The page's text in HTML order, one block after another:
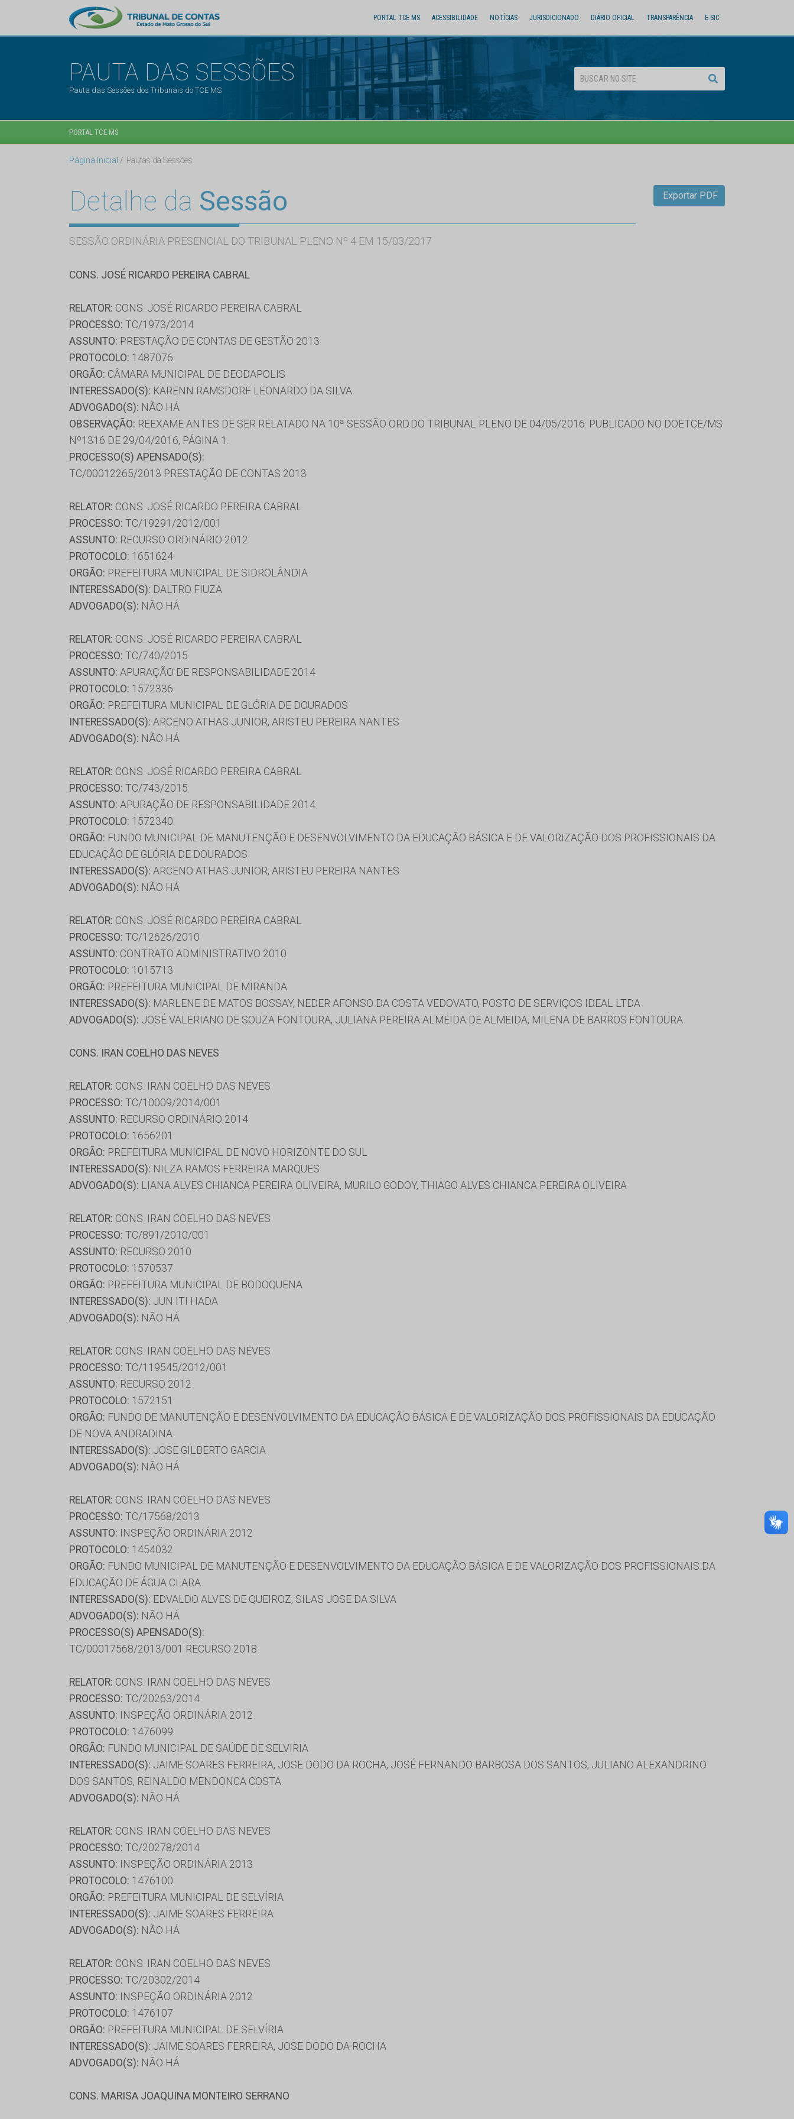
PORTAL TCE MS ACESSIBILIDADE NOTÍCIAS JURISDICIONADO DIÁRIO OFICIAL TRANSPARÊNCIA E-SIC
PAUTA DAS SESSÕES
Pauta das Sessões dos Tribunais do TCE MS
PORTAL TCE MS
Página Inicial Pautas da Sessões
Detalhe da Sessão
SESSÃO ORDINÁRIA PRESENCIAL DO TRIBUNAL PLENO Nº 4 EM 15/03/2017
Exportar PDF
CONS. JOSÉ RICARDO PEREIRA CABRAL
RELATOR: CONS. JOSÉ RICARDO PEREIRA CABRAL
PROCESSO: TC/1973/2014
ASSUNTO: PRESTAÇÃO DE CONTAS DE GESTÃO 2013
PROTOCOLO: 1487076
ORGÃO: CÂMARA MUNICIPAL DE DEODAPOLIS
INTERESSADO(S): KARENN RAMSDORF LEONARDO DA SILVA
ADVOGADO(S): NÃO HÁ
OBSERVAÇÃO: REEXAME ANTES DE SER RELATADO NA 10ª SESSÃO ORD.DO TRIBUNAL PLENO DE 04/05/2016. PUBLICADO NO DOETCE/MS
Nº1316 DE 29/04/2016, PÁGINA 1.
PROCESSO(S) APENSADO(S):
TC/00012265/2013 PRESTAÇÃO DE CONTAS 2013
RELATOR: CONS. JOSÉ RICARDO PEREIRA CABRAL
PROCESSO: TC/19291/2012/001
ASSUNTO: RECURSO ORDINÁRIO 2012
PROTOCOLO: 1651624
ORGÃO: PREFEITURA MUNICIPAL DE SIDROLÂNDIA
INTERESSADO(S): DALTRO FIUZA
ADVOGADO(S): NÃO HÁ
RELATOR: CONS. JOSÉ RICARDO PEREIRA CABRAL
PROCESSO: TC/740/2015
ASSUNTO: APURAÇÃO DE RESPONSABILIDADE 2014
PROTOCOLO: 1572336
ORGÃO: PREFEITURA MUNICIPAL DE GLÓRIA DE DOURADOS
INTERESSADO(S): ARCENO ATHAS JUNIOR, ARISTEU PEREIRA NANTES
ADVOGADO(S): NÃO HÁ
RELATOR: CONS. JOSÉ RICARDO PEREIRA CABRAL
PROCESSO: TC/743/2015
ASSUNTO: APURAÇÃO DE RESPONSABILIDADE 2014
PROTOCOLO: 1572340
ORGÃO: FUNDO MUNICIPAL DE MANUTENÇÃO E DESENVOLVIMENTO DA EDUCAÇÃO BÁSICA E DE VALORIZAÇÃO DOS PROFISSIONAIS DA
EDUCAÇÃO DE GLÓRIA DE DOURADOS
INTERESSADO(S): ARCENO ATHAS JUNIOR, ARISTEU PEREIRA NANTES
ADVOGADO(S): NÃO HÁ
RELATOR: CONS. JOSÉ RICARDO PEREIRA CABRAL
PROCESSO: TC/12626/2010
ASSUNTO: CONTRATO ADMINISTRATIVO 2010
PROTOCOLO: 1015713
ORGÃO: PREFEITURA MUNICIPAL DE MIRANDA
INTERESSADO(S): MARLENE DE MATOS BOSSAY, NEDER AFONSO DA COSTA VEDOVATO, POSTO DE SERVIÇOS IDEAL LTDA
ADVOGADO(S): JOSÉ VALERIANO DE SOUZA FONTOURA, JULIANA PEREIRA ALMEIDA DE ALMEIDA, MILENA DE BARROS FONTOURA
CONS. IRAN COELHO DAS NEVES
RELATOR: CONS. IRAN COELHO DAS NEVES
PROCESSO: TC/10009/2014/001
ASSUNTO: RECURSO ORDINÁRIO 2014
PROTOCOLO: 1656201
ORGÃO: PREFEITURA MUNICIPAL DE NOVO HORIZONTE DO SUL
INTERESSADO(S): NILZA RAMOS FERREIRA MARQUES
ADVOGADO(S): LIANA ALVES CHIANCA PEREIRA OLIVEIRA, MURILO GODOY, THIAGO ALVES CHIANCA PEREIRA OLIVEIRA
RELATOR: CONS. IRAN COELHO DAS NEVES
PROCESSO: TC/891/2010/001
ASSUNTO: RECURSO 2010
PROTOCOLO: 1570537
ORGÃO: PREFEITURA MUNICIPAL DE BODOQUENA
INTERESSADO(S): JUN ITI HADA
ADVOGADO(S): NÃO HÁ
RELATOR: CONS. IRAN COELHO DAS NEVES
PROCESSO: TC/119545/2012/001
ASSUNTO: RECURSO 2012
PROTOCOLO: 1572151
ORGÃO: FUNDO DE MANUTENÇÃO E DESENVOLVIMENTO DA EDUCAÇÃO BÁSICA E DE VALORIZAÇÃO DOS PROFISSIONAIS DA EDUCAÇÃO
DE NOVA ANDRADINA
INTERESSADO(S): JOSE GILBERTO GARCIA
ADVOGADO(S): NÃO HÁ
RELATOR: CONS. IRAN COELHO DAS NEVES
PROCESSO: TC/17568/2013
ASSUNTO: INSPEÇÃO ORDINÁRIA 2012
PROTOCOLO: 1454032
ORGÃO: FUNDO MUNICIPAL DE MANUTENÇÃO E DESENVOLVIMENTO DA EDUCAÇÃO BÁSICA E DE VALORIZAÇÃO DOS PROFISSIONAIS DA
EDUCAÇÃO DE ÁGUA CLARA
INTERESSADO(S): EDVALDO ALVES DE QUEIROZ, SILAS JOSE DA SILVA
ADVOGADO(S): NÃO HÁ
PROCESSO(S) APENSADO(S):
TC/00017568/2013/001 RECURSO 2018
RELATOR: CONS. IRAN COELHO DAS NEVES
PROCESSO: TC/20263/2014
ASSUNTO: INSPEÇÃO ORDINÁRIA 2012
PROTOCOLO: 1476099
ORGÃO: FUNDO MUNICIPAL DE SAÚDE DE SELVIRIA
INTERESSADO(S): JAIME SOARES FERREIRA, JOSE DODO DA ROCHA, JOSÉ FERNANDO BARBOSA DOS SANTOS, JULIANO ALEXANDRINO
DOS SANTOS, REINALDO MENDONCA COSTA
ADVOGADO(S): NÃO HÁ
RELATOR: CONS. IRAN COELHO DAS NEVES
PROCESSO: TC/20278/2014
ASSUNTO: INSPEÇÃO ORDINÁRIA 2013
PROTOCOLO: 1476100
ORGÃO: PREFEITURA MUNICIPAL DE SELVÍRIA
INTERESSADO(S): JAIME SOARES FERREIRA
ADVOGADO(S): NÃO HÁ
RELATOR: CONS. IRAN COELHO DAS NEVES
PROCESSO: TC/20302/2014
ASSUNTO: INSPEÇÃO ORDINÁRIA 2012
PROTOCOLO: 1476107
ORGÃO: PREFEITURA MUNICIPAL DE SELVÍRIA
INTERESSADO(S): JAIME SOARES FERREIRA, JOSE DODO DA ROCHA
ADVOGADO(S): NÃO HÁ
CONS. MARISA JOAQUINA MONTEIRO SERRANO